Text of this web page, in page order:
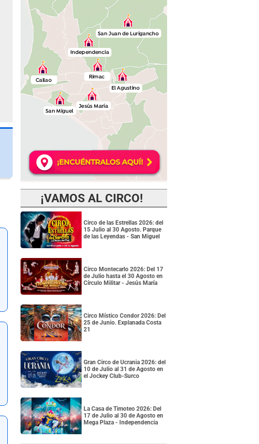
¡VAMOS AL CIRCO!
Circo de las Estrellas 2026: del
15 Julio al 30 Agosto. Parque
de las Leyendas - San Miguel
Circo Montecarlo 2026: Del 17
de Julio hasta el 30 Agosto en
Círculo Militar - Jesús María
Circo Místico Condor 2026: Del
25 de Junio. Explanada Costa
21
Gran Circo de Ucrania 2026: del
10 de Julio al 31 de Agosto en
el Jockey Club-Surco
La Casa de Timoteo 2026: Del
17 de Julio al 30 de Agosto en
Mega Plaza - Independencia